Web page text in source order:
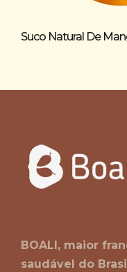
Suco Natural De
BOALI, maior
saudável do